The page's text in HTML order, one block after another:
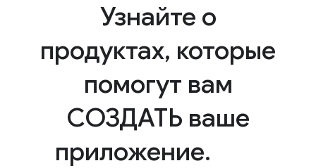
Узнайте о
продуктах, которые
помогут вам
СОЗДАТЬ ваше
приложение.